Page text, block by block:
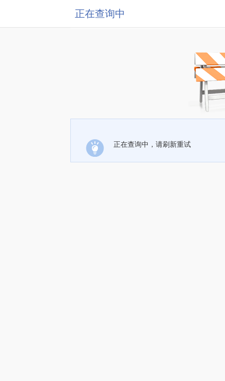
正在查询中
正在查询中，请刷新重试